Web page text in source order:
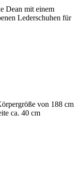
Dean mit einem
Lederschuhen für
von 188 cm
ca. 40 cm